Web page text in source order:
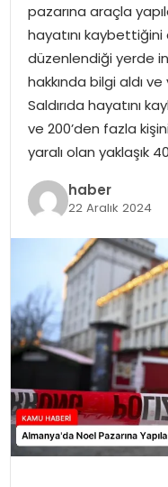
TEKNOLOJI
EĞITIM
GENEL
pazarına araçla
hayatını kaybettiğini
düzenlendiği yerde
hakkında bilgi aldı
Saldırıda hayatını
ve 200’den fazla
yaralı olan yaklaşık
haber
22 Aralık 2024